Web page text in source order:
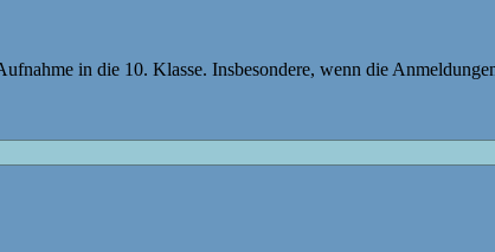
in die 10. Klasse. Insbesondere, wenn die